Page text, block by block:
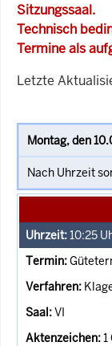
Sitzungssaal.
Technisch
Termine als
Letzte
10:25
VI
1